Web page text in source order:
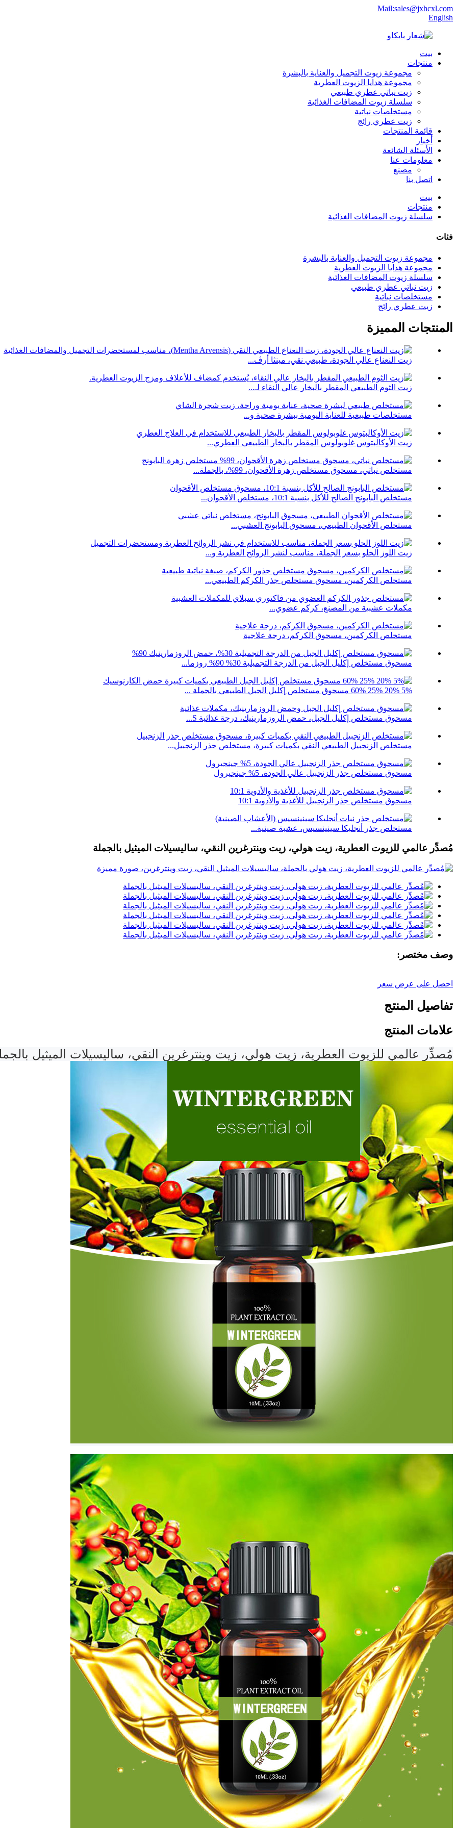
Mail:sales@jxhcxl.com
English
بيت
منتجات
مجموعة زيوت التجميل والعناية بالبشرة
مجموعة هدايا الزيوت العطرية
زيت نباتي عطري طبيعي
سلسلة زيوت المضافات الغذائية
مستخلصات نباتية
زيت عطري رائج
قائمة المنتجات
أخبار
الأسئلة الشائعة
معلومات عنا
مصنع
اتصل بنا
بيت
منتجات
سلسلة زيوت المضافات الغذائية
فئات
مجموعة زيوت التجميل والعناية بالبشرة
مجموعة هدايا الزيوت العطرية
سلسلة زيوت المضافات الغذائية
زيت نباتي عطري طبيعي
مستخلصات نباتية
زيت عطري رائج
المنتجات المميزة
زيت النعناع عالي الجودة، طبيعي نقي، مينثا أرڤ...
زيت الثوم الطبيعي المقطر بالبخار عالي النقاء لـ...
مستخلصات طبيعية للعناية اليومية ببشرة صحية و...
زيت الأوكالبتوس غلوبولوس المقطر بالبخار الطبيعي العطري...
مستخلص نباتي، مسحوق مستخلص زهرة الأقحوان، 99%، بالجملة...
مستخلص البابونج الصالح للأكل بنسبة 10:1، مستخلص الأقحوان...
مستخلص الأقحوان الطبيعي، مسحوق البابونج العشبي...
زيت اللوز الحلو بسعر الجملة، مناسب لنشر الروائح العطرية و...
مستخلص الكركمين، مسحوق مستخلص جذر الكركم الطبيعي...
مكملات عشبية من المصنع، كركم عضوي...
مستخلص الكركمين، مسحوق الكركم، درجة علاجية
مسحوق مستخلص إكليل الجبل من الدرجة التجميلية 30% 90% روزما...
5% 20% 25% 60% مسحوق مستخلص إكليل الجبل الطبيعي بالجملة ...
مسحوق مستخلص إكليل الجبل، حمض الروزمارينيك، درجة غذائية S...
مستخلص الزنجبيل الطبيعي النقي بكميات كبيرة، مستخلص جذر الزنجبيل...
مسحوق مستخلص جذر الزنجبيل عالي الجودة، 5% جينجيرول
مسحوق مستخلص جذر الزنجبيل للأغذية والأدوية 10:1
مستخلص جذر أنجليكا سينينسيس، عشبة صينية...
مُصدِّر عالمي للزيوت العطرية، زيت هولي، زيت وينترغرين النقي، ساليسيلات الميثيل بالجملة
وصف مختصر:
احصل على عرض سعر
تفاصيل المنتج
علامات المنتج
مُصدِّر عالمي للزيوت العطرية، زيت هولي، زيت وينترغرين النقي، ساليسيلات الميثيل